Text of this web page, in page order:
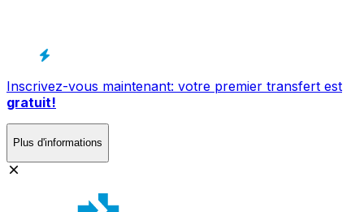
Inscrivez-vous maintenant: votre premier transfert est
gratuit!
Plus d'informations